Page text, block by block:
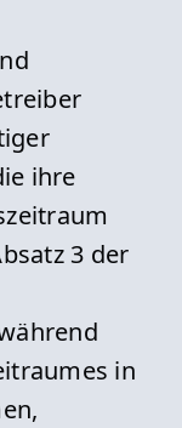
ihre
3 der
in